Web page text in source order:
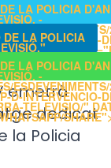
LA POLICIA
-
D-INTERVENCIO-
"
DE LA POLICIA
LA POLICIA
-
D-INTERVENCIO-
TELEVISIO/"
emetrà
dedicat
la Policia